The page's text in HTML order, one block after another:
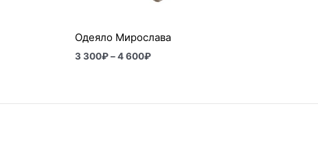
Одеяло Мирослава
3 300₽ – 4 600₽